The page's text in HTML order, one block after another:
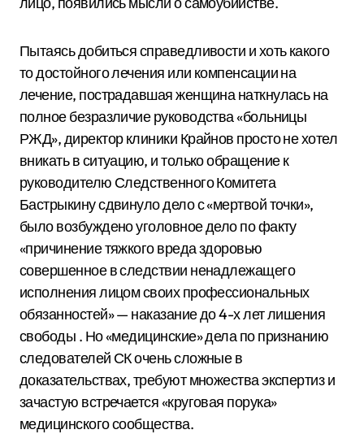
Пытаясь добиться справедливости и хоть какого
то достойного лечения или компенсации на
лечение, пострадавшая женщина наткнулась на
полное безразличие руководства «больницы
РЖД», директор клиники Крайнов просто не хотел
вникать в ситуацию, и только обращение к
руководителю Следственного Комитета
Бастрыкину сдвинуло дело с «мертвой точки»,
было возбуждено уголовное дело по факту
«причинение тяжкого вреда здоровью
совершенное в следствии ненадлежащего
исполнения лицом своих профессиональных
обязанностей» — наказание до 4-х лет лишения
свободы . Но «медицинские» дела по признанию
следователей СК очень сложные в
доказательствах, требуют множества экспертиз и
зачастую встречается «круговая порука»
медицинского сообщества.